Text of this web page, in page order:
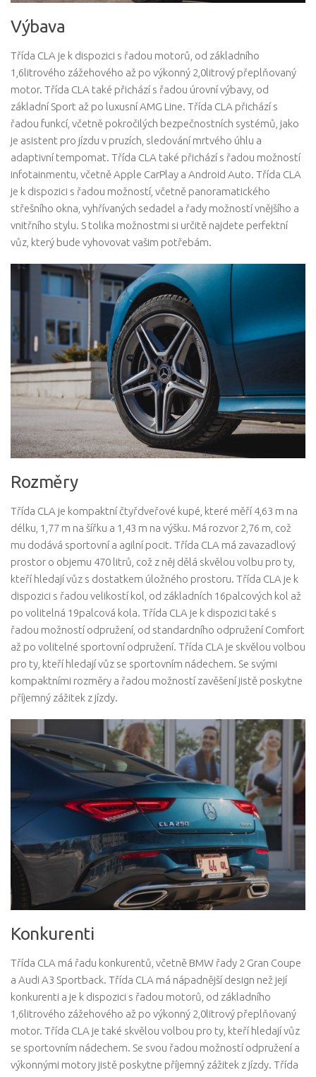
Výbava
Třída CLA je k dispozici s řadou motorů, od základního
1,6litrového zážehového až po výkonný 2,0litrový přeplňovaný
motor. Třída CLA také přichází s řadou úrovní výbavy, od
základní Sport až po luxusní AMG Line. Třída CLA přichází s
řadou funkcí, včetně pokročilých bezpečnostních systémů, jako
je asistent pro jízdu v pruzích, sledování mrtvého úhlu a
adaptivní tempomat. Třída CLA také přichází s řadou možností
infotainmentu, včetně Apple CarPlay a Android Auto. Třída CLA
je k dispozici s řadou možností, včetně panoramatického
střešního okna, vyhřívaných sedadel a řady možností vnějšího a
vnitřního stylu. S tolika možnostmi si určitě najdete perfektní
vůz, který bude vyhovovat vašim potřebám.
Rozměry
Třída CLA je kompaktní čtyřdveřové kupé, které měří 4,63 m na
délku, 1,77 m na šířku a 1,43 m na výšku. Má rozvor 2,76 m, což
mu dodává sportovní a agilní pocit. Třída CLA má zavazadlový
prostor o objemu 470 litrů, což z něj dělá skvělou volbu pro ty,
kteří hledají vůz s dostatkem úložného prostoru. Třída CLA je k
dispozici s řadou velikostí kol, od základních 16palcových kol až
po volitelná 19palcová kola. Třída CLA je k dispozici také s
řadou možností odpružení, od standardního odpružení Comfort
až po volitelné sportovní odpružení. Třída CLA je skvělou volbou
pro ty, kteří hledají vůz se sportovním nádechem. Se svými
kompaktními rozměry a řadou možností zavěšení jistě poskytne
příjemný zážitek z jízdy.
Konkurenti
Třída CLA má řadu konkurentů, včetně BMW řady 2 Gran Coupe
a Audi A3 Sportback. Třída CLA má nápadnější design než její
konkurenti a je k dispozici s řadou motorů, od základního
1,6litrového zážehového až po výkonný 2,0litrový přeplňovaný
motor. Třída CLA je také skvělou volbou pro ty, kteří hledají vůz
se sportovním nádechem. Se svou řadou možností odpružení a
výkonnými motory jistě poskytne příjemný zážitek z jízdy. Třída